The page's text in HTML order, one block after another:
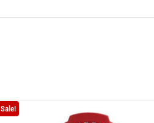
Sale!